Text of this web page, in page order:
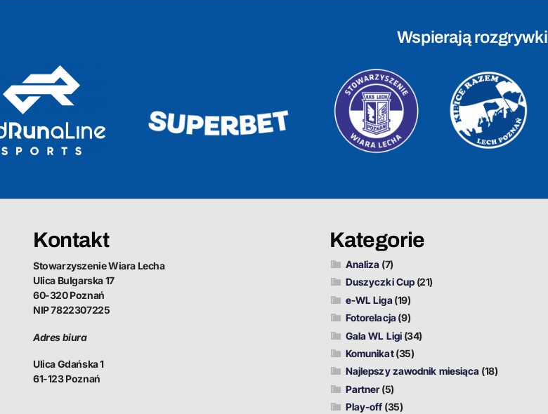
Wspierają rozgrywki
Kontakt
Stowarzyszenie Wiara Lecha
Ulica Bulgarska 17
60-320 Poznań
NIP 7822307225
Adres biura
Ulica Gdańska 1
61-123 Poznań
Kategorie
Analiza (7)
Duszyczki Cup (21)
e-WL Liga (19)
Fotorelacja (9)
Gala WL Ligi(34)
Komunikat(35)
Najlepszy zawodnik miesiąca (18)
Partner(5)
Play-off (35)